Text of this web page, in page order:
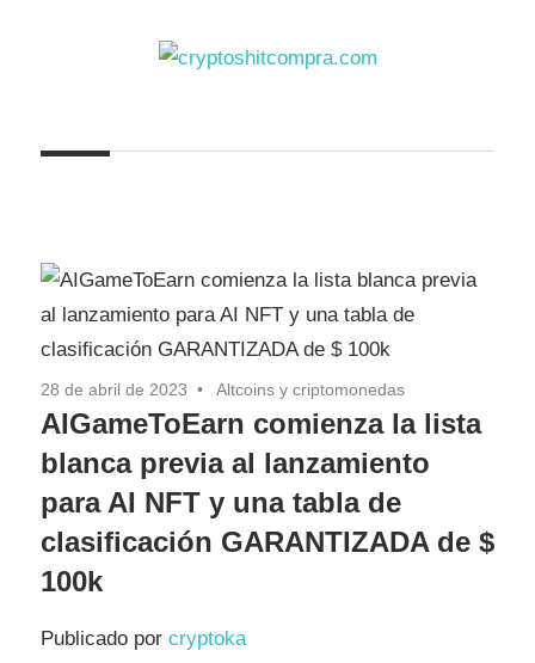
28 de abril de 2023 Altcoins y criptomonedas
AIGameToEarn comienza la lista
blanca previa al lanzamiento
para AI NFT y una tabla de
clasificación GARANTIZADA de $
100k
Publicado por cryptoka